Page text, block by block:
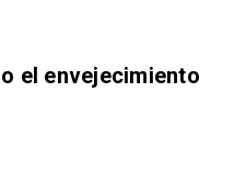
el envejecimiento